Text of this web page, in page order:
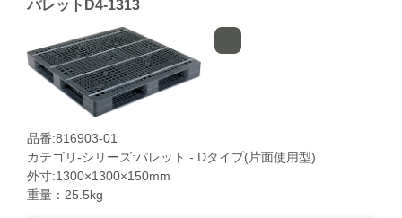
パレットD4-1313
品番:816903-01
カテゴリ-シリーズ:パレット - Dタイプ(片面使用型)
外寸:1300×1300×150mm
重量：25.5kg